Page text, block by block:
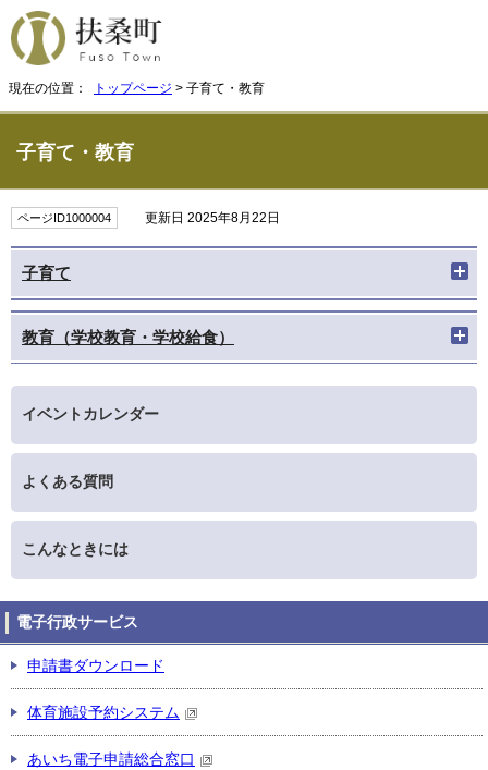
現在の位置： トップページ > 子育て・教育
子育て・教育
ページID1000004 更新日 2025年8月22日
子育て
教育（学校教育・学校給食）
イベントカレンダー
よくある質問
こんなときには
電子行政サービス
申請書ダウンロード
体育施設予約システム
あいち電子申請総合窓口